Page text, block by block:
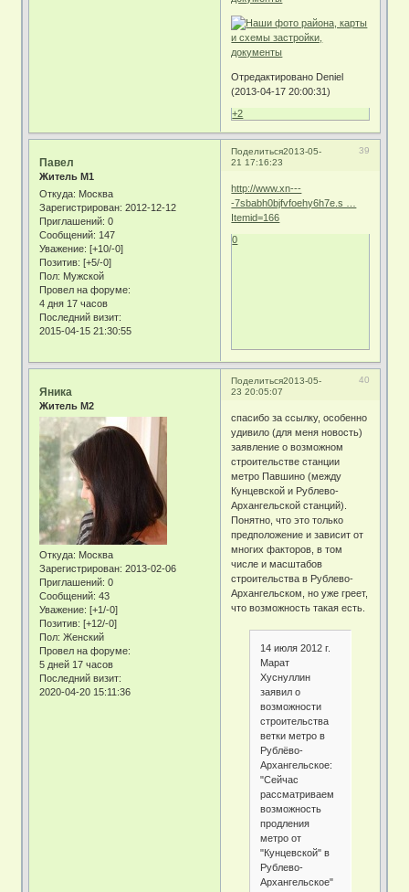
Отредактировано Deniel
(2013-04-17 20:00:31)
+2
Поделиться 39
2013-05-
21 17:16:23
Павел
Житель М1
Откуда: Москва
Зарегистрирован: 2012-12-12
Приглашений: 0
Сообщений: 147
Уважение: [+10/-0]
Позитив: [+5/-0]
Пол: Мужской
Провел на форуме:
4 дня 17 часов
Последний визит:
2015-04-15 21:30:55
http://www.xn---
-7sbabh0bjfvfoehy6h7e.s …
Itemid=166
0
Поделиться 40
2013-05-
23 20:05:07
Яника
Житель М2
Откуда: Москва
Зарегистрирован: 2013-02-06
Приглашений: 0
Сообщений: 43
Уважение: [+1/-0]
Позитив: [+12/-0]
Пол: Женский
Провел на форуме:
5 дней 17 часов
Последний визит:
2020-04-20 15:11:36
спасибо за ссылку, особенно
удивило (для меня новость)
заявление о возможном
строительстве станции
метро Павшино (между
Кунцевской и Рублево-
Архангельской станций).
Понятно, что это только
предположение и зависит от
многих факторов, в том
числе и масштабов
строительства в Рублево-
Архангельском, но уже греет,
что возможность такая есть.
14 июля 2012 г.
Марат
Хуснуллин
заявил о
возможности
строительства
ветки метро в
Рублёво-
Архангельское:
"Сейчас
рассматриваем
возможность
продления
метро от
"Кунцевской" в
Рублево-
Архангельское"